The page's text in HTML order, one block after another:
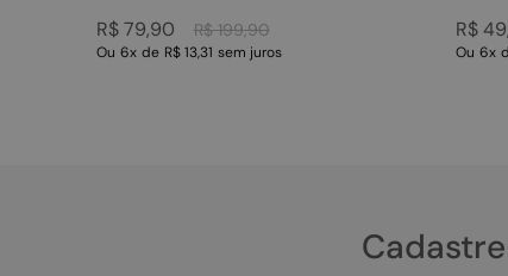
R$ 199,90
R$ 79,90
Ou 6x de R$ 13,31 sem juros
R$ 49,
Ou 6x